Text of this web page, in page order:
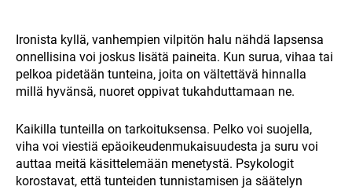
Ironista kyllä, vanhempien vilpitön halu nähdä lapsensa
onnellisina voi joskus lisätä paineita. Kun surua, vihaa tai
pelkoa pidetään tunteina, joita on vältettävä hinnalla
millä hyvänsä, nuoret oppivat tukahduttamaan ne.
Kaikilla tunteilla on tarkoituksensa. Pelko voi suojella,
viha voi viestiä epäoikeudenmukaisuudesta ja suru voi
auttaa meitä käsittelemään menetystä. Psykologit
korostavat, että tunteiden tunnistamisen ja säätelyn